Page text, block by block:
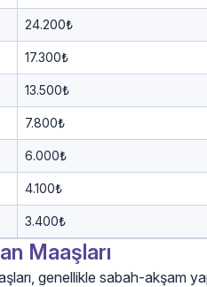
24.200₺
17.300₺
13.500₺
7.800₺
6.000₺
4.100₺
3.400₺
Maaşları
genellikle sabah-akşam